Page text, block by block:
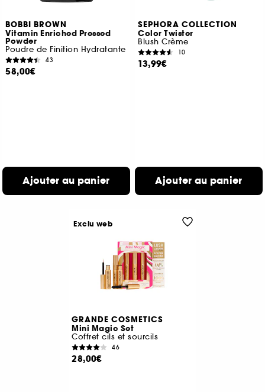
BOBBI BROWN
Vitamin Enriched Pressed
Powder
Poudre de Finition Hydratante
43
58,00€
Ajouter au panier
SEPHORA COLLECTION
Color Twister
Blush Crème
10
13,99€
Ajouter au panier
GRANDE COSMETICS
Mini Magic Set
Coffret cils et sourcils
46
28,00€
Exclu web